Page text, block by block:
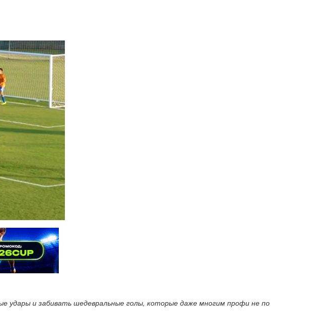
и забивать шедевральные голы, которые даже многим профи не по